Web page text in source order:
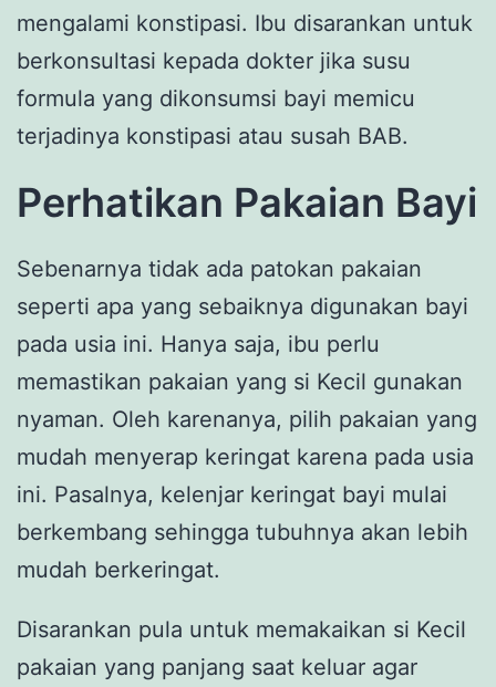
mengalami konstipasi. Ibu disarankan untuk
berkonsultasi kepada dokter jika susu
formula yang dikonsumsi bayi memicu
terjadinya konstipasi atau susah BAB.
Perhatikan Pakaian Bayi
Sebenarnya tidak ada patokan pakaian
seperti apa yang sebaiknya digunakan bayi
pada usia ini. Hanya saja, ibu perlu
memastikan pakaian yang si Kecil gunakan
nyaman. Oleh karenanya, pilih pakaian yang
mudah menyerap keringat karena pada usia
ini. Pasalnya, kelenjar keringat bayi mulai
berkembang sehingga tubuhnya akan lebih
mudah berkeringat.
Disarankan pula untuk memakaikan si Kecil
pakaian yang panjang saat keluar agar